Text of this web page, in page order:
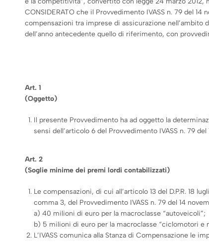
CONSIDERATO che il Provvedimento IVASS n. 79 del
compensazioni tra imprese di assicurazione
dell’anno antecedente quello di riferimento, con
Art. 1
(Oggetto)
Il presente Provvedimento ha ad oggetto la
sensi dell’articolo 6 del Provvedimento IVASS n. 79 del
Art. 2
(Soglie minime dei premi lordi contabilizzati)
Le compensazioni, di cui all’articolo 13 del D.P.R. 18
comma 3, del Provvedimento IVASS n. 79 del 14
a) 40 milioni di euro per la macroclasse “autoveicoli”;
b) 5 milioni di euro per la macroclasse “ciclomotori e
L’IVASS comunica alla Stanza di Compensazione le